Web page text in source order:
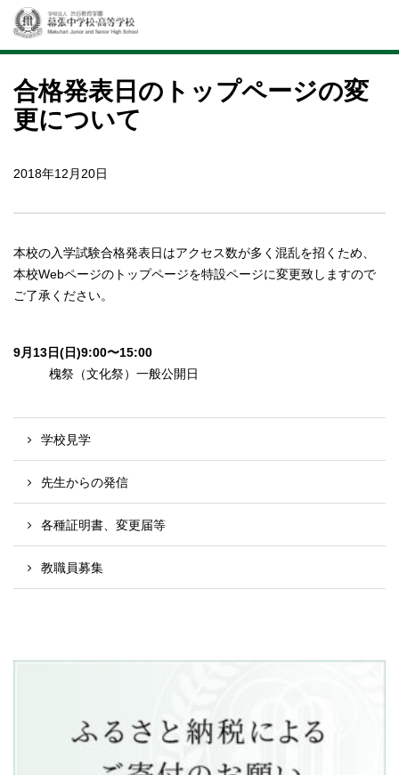
合格発表日のトップページの変
更について
2018年12月20日
本校の入学試験合格発表日はアクセス数が多く混乱を招くため、
本校Webページのトップページを特設ページに変更致しますので
ご了承ください。
9月13日(日)9:00〜15:00
槐祭（文化祭）一般公開日
学校見学
先生からの発信
各種証明書、変更届等
教職員募集